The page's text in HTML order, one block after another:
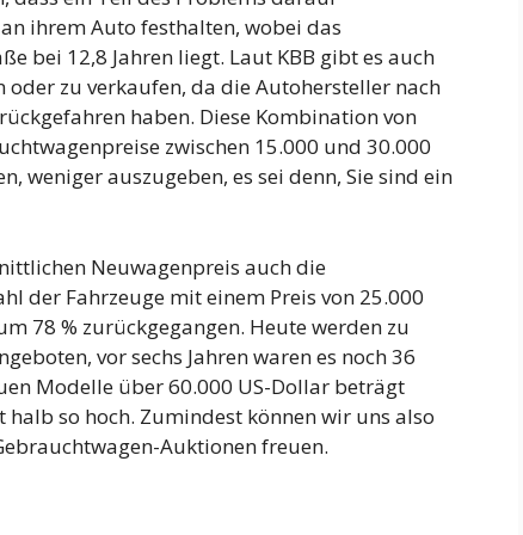
ihrem Auto festhalten, wobei das
bei 12,8 Jahren liegt. Laut KBB gibt es auch
zu verkaufen, da die Autohersteller nach
haben. Diese Kombination von
zwischen 15.000 und 30.000
weniger auszugeben, es sei denn, Sie sind ein
Neuwagenpreis auch die
der Fahrzeuge mit einem Preis von 25.000
78 % zurückgegangen. Heute werden zu
vor sechs Jahren waren es noch 36
Modelle über 60.000 US-Dollar beträgt
so hoch. Zumindest können wir uns also
Auktionen freuen.